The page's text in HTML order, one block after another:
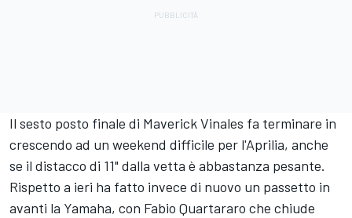
Il sesto posto finale di Maverick Vinales fa terminare in
crescendo ad un weekend difficile per l'Aprilia, anche
se il distacco di 11" dalla vetta è abbastanza pesante.
Rispetto a ieri ha fatto invece di nuovo un passetto in
avanti la Yamaha, con Fabio Quartararo che chiude